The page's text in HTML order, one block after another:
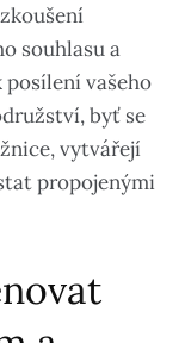
souhlasu a
posílení vašeho
byť se
vytvářejí
propojenými